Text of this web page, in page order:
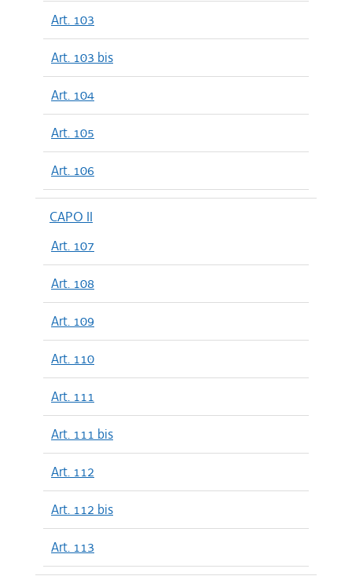
Art. 103
Art. 103 bis
Art. 104
Art. 105
Art. 106
CAPO II
Art. 107
Art. 108
Art. 109
Art. 110
Art. 111
Art. 111 bis
Art. 112
Art. 112 bis
Art. 113